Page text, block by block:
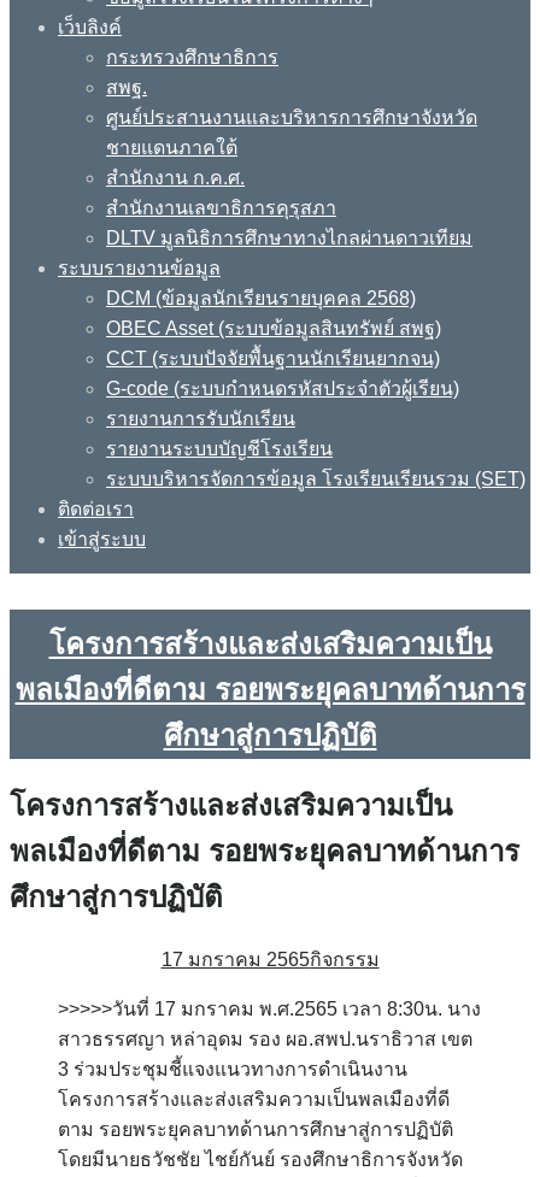
เว็บลิงค์
กระทรวงศึกษาธิการ
สพฐ.
ศูนย์ประสานงานและบริหารการศึกษาจังหวัด
ชายแดนภาคใต้
สำนักงาน ก.ค.ศ.
สำนักงานเลขาธิการคุรุสภา
DLTV มูลนิธิการศึกษาทางไกลผ่านดาวเทียม
ระบบรายงานข้อมูล
DCM (ข้อมูลนักเรียนรายบุคคล 2568)
OBEC Asset (ระบบข้อมูลสินทรัพย์ สพฐ)
CCT (ระบบปัจจัยพื้นฐานนักเรียนยากจน)
G-code (ระบบกำหนดรหัสประจำตัวผู้เรียน)
รายงานการรับนักเรียน
รายงานระบบบัญชีโรงเรียน
ระบบบริหารจัดการข้อมูล โรงเรียนเรียนรวม (SET)
ติดต่อเรา
เข้าสู่ระบบ
โครงการสร้างและส่งเสริมความเป็น
พลเมืองที่ดีตาม รอยพระยุคลบาทด้านการ
ศึกษาสู่การปฏิบัติ
โครงการสร้างและส่งเสริมความเป็น
พลเมืองที่ดีตาม รอยพระยุคลบาทด้านการ
ศึกษาสู่การปฏิบัติ
17 มกราคม 2565กิจกรรม
>>>>>วันที่ 17 มกราคม พ.ศ.2565 เวลา 8:30น. นาง
สาวธรรศญา หล่าอุดม รอง ผอ.สพป.นราธิวาส เขต
3 ร่วมประชุมชี้แจงแนวทางการดำเนินงาน
โครงการสร้างและส่งเสริมความเป็นพลเมืองที่ดี
ตาม รอยพระยุคลบาทด้านการศึกษาสู่การปฏิบัติ
โดยมีนายธวัชชัย ไชย์กันย์ รองศึกษาธิการจังหวัด